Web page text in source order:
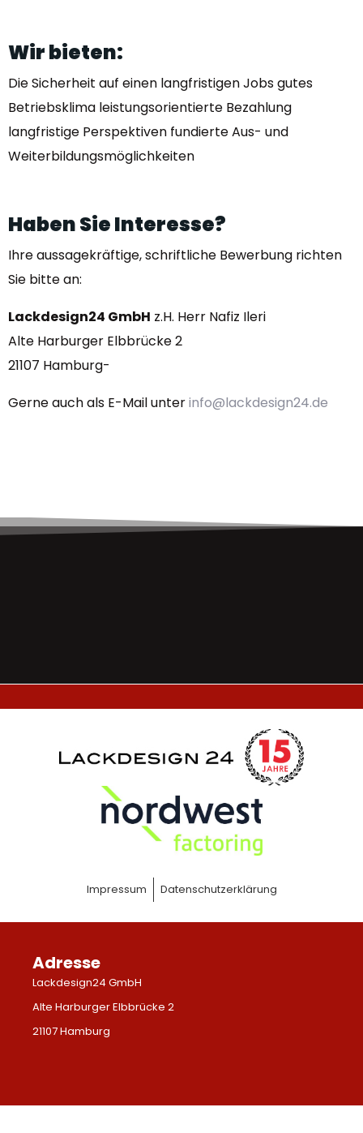
Wirbieten:
Die Sicherheit auf einen langfristigen Jobs gutes
Betriebsklima leistungsorientierte Bezahlung
langfristige Perspektiven fundierte Aus- und
Weiterbildungsmöglichkeiten
HabenSieInteresse?
Ihre aussagekräftige, schriftliche Bewerbung richten
Sie bitte an:
Lackdesign24 GmbH z.H. Herr Nafiz Ileri
Alte Harburger Elbbrücke 2
21107 Hamburg-
Gerne auch als E-Mail unterinfo@lackdesign24.de
Impressum Datenschutzerklärung
Adresse
Lackdesign24 GmbH
Alte Harburger Elbbrücke 2
21107 Hamburg